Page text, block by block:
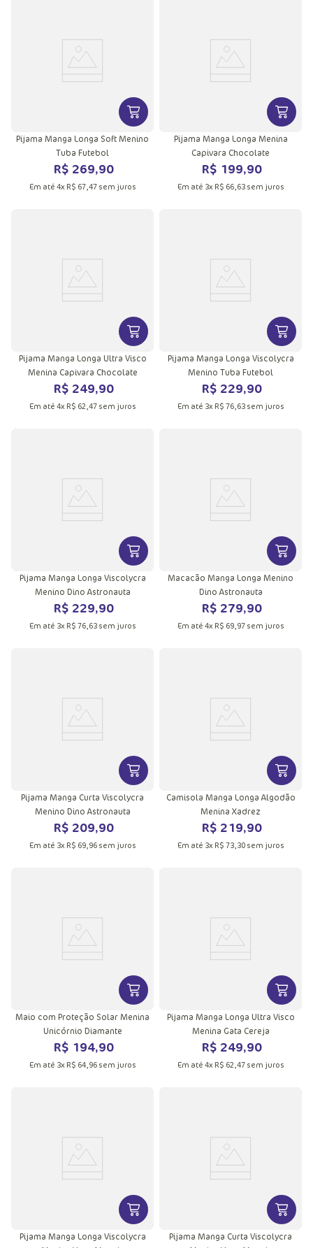
VER MAIS INFORMAÇÕES DO
Pijama Manga Longa Soft Menino
Tuba Futebol
R$ 269,90
Em até 4x R$ 67,47sem juros
VER
Pijama Manga Longa Menina
Capivara Chocolate
R$ 199,90
Em até 3x R$ 66,63sem juros
VER MAIS INFORMAÇÕES DO
Pijama Manga Longa Ultra Visco
Menina Capivara Chocolate
R$ 249,90
Em até 4x R$ 62,47sem juros
VER
Pijama Manga Longa Viscolycra
Menino Tuba Futebol
R$ 229,90
Em até 3x R$ 76,63sem juros
VER MAIS INFORMAÇÕES DO
Pijama Manga Longa Viscolycra
Menino Dino Astronauta
R$ 229,90
Em até 3x R$ 76,63sem juros
VER
Macacão Manga Longa Menino
Dino Astronauta
R$ 279,90
Em até 4x R$ 69,97sem juros
VER MAIS INFORMAÇÕES DO
Pijama Manga Curta Viscolycra
Menino Dino Astronauta
R$ 209,90
Em até 3x R$ 69,96sem juros
VER
Camisola Manga Longa Algodão
Menina Xadrez
R$ 219,90
Em até 3x R$ 73,30sem juros
VER MAIS INFORMAÇÕES DO
Maio com Proteção Solar Menina
Unicórnio Diamante
R$ 194,90
Em até 3x R$ 64,96sem juros
VER
Pijama Manga Longa Ultra Visco
Menina Gata Cereja
R$ 249,90
Em até 4x R$ 62,47sem juros
VER MAIS INFORMAÇÕES DO
Pijama Manga Longa Viscolycra
VER
Pijama Manga Curta Viscolycra